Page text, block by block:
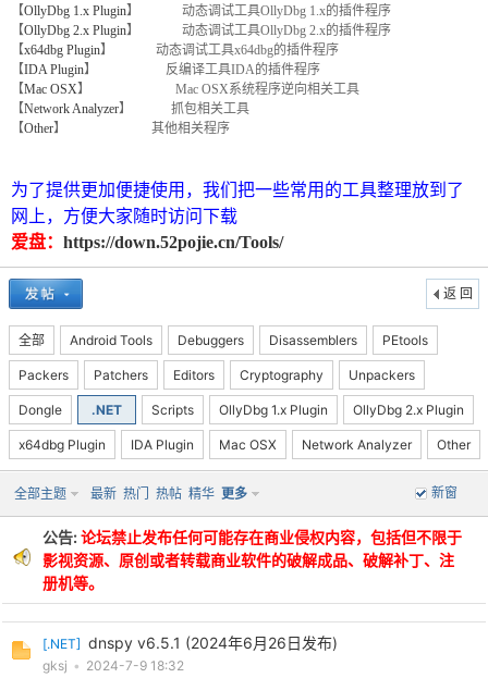
解
-
【OllyDbg 1.x Plugin】 动态调试工具OllyDbg 1.x的插件程序
【OllyDbg 2.x Plugin】 动态调试工具OllyDbg 2.x的插件程序
【x64dbg Plugin】 动态调试工具x64dbg的插件程序
【IDA Plugin】 反编译工具IDA的插件程序
【Mac OSX】 Mac OSX系统程序逆向相关工具
【Network Analyzer】 抓包相关工具
【Other】 其他相关程序
为了提供更加便捷使用，我们把一些常用的工具整理放到了
网上，方便大家随时访问下载
爱盘： https://down.52pojie.cn/Tools/
返 回
全部 Android Tools Debuggers Disassemblers PEtools
Packers Patchers Editors Cryptography Unpackers
Dongle .NET Scripts OllyDbg 1.x Plugin OllyDbg 2.x Plugin
x64dbg Plugin IDA Plugin Mac OSX Network Analyzer Other
新窗
全部主题 最新 热门 热帖 精华 更多
公告:论坛禁止发布任何可能存在商业侵权内容，包括但不限于
影视资源、原创或者转载商业软件的破解成品、破解补丁、注
册机等。
[.NET] dnspy v6.5.1 (2024年6月26日发布)
gksj • 2024-7-9 18:32